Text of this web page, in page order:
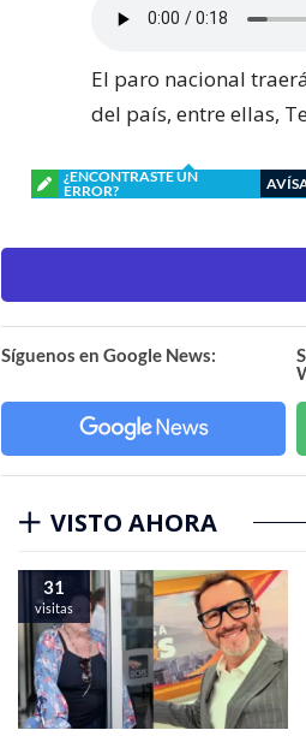
El paro nacional
del país, entre ellas,
¿ENCONTRASTE UN
ERROR?
Síguenos en Google News:
VISTO AHORA
31
visitas